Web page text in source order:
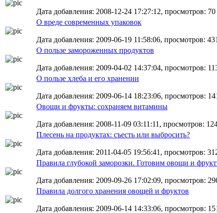
Дата добавления: 2008-12-24 17:27:12, просмотров: 70
О вреде современных упаковок
Дата добавления: 2009-06-19 11:58:06, просмотров:
О пользе замороженных продуктов
Дата добавления: 2009-04-02 14:37:04, просмотров:
О пользе хлеба и его хранении
Дата добавления: 2009-06-14 18:23:06, просмотров:
Овощи и фрукты: сохраняем витамины
Дата добавления: 2008-11-09 03:11:11, просмотров:
Плесень на продуктах: съесть или выбросить?
Дата добавления: 2011-04-05 19:56:41, просмотров:
Правила глубокой заморозки. Готовим овощи и
Дата добавления: 2009-09-26 17:02:09, просмотров:
Правила долгого хранения овощей и фруктов
Дата добавления: 2009-06-14 14:33:06, просмотров: